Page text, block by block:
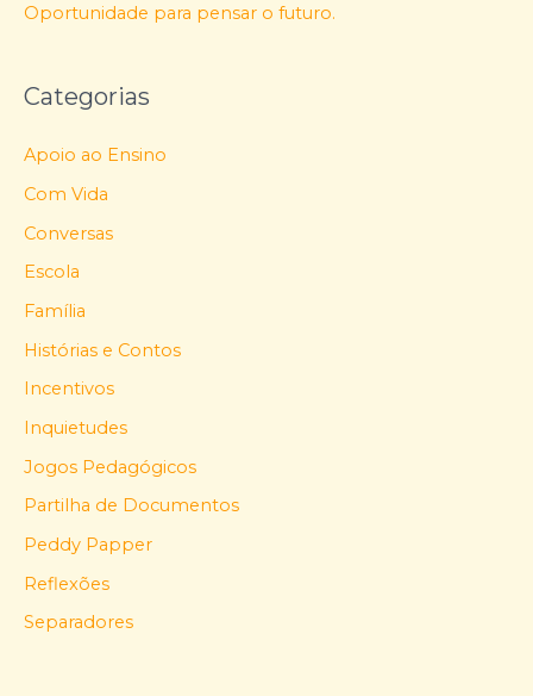
Oportunidade para pensar o futuro.
Categorias
Apoio ao Ensino
Com Vida
Conversas
Escola
Família
Histórias e Contos
Incentivos
Inquietudes
Jogos Pedagógicos
Partilha de Documentos
Peddy Papper
Reflexões
Separadores